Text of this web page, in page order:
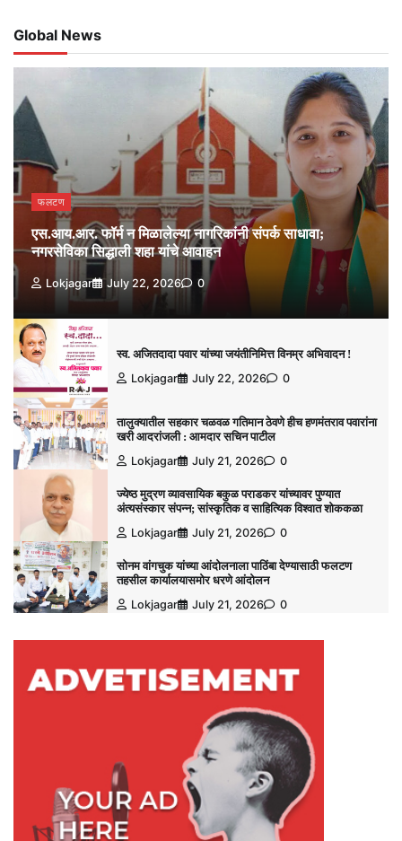
Global News
फलटण
एस.आय.आर. फॉर्म न मिळालेल्या नागरिकांनी संपर्क साधावा;
नगरसेविका सिद्धाली शहा यांचे आवाहन
Lokjagar July 22, 2026 0
स्व. अजितदादा पवार यांच्या जयंतीनिमित्त विनम्र अभिवादन !
Lokjagar
July 22, 2026 0
तालुक्यातील सहकार चळवळ गतिमान ठेवणे हीच हणमंतराव पवारांना
खरी आदरांजली : आमदार सचिन पाटील
Lokjagar
July 21, 2026 0
ज्येष्ठ मुद्रण व्यावसायिक बकुळ पराडकर यांच्यावर पुण्यात
अंत्यसंस्कार संपन्न; सांस्कृतिक व साहित्यिक विश्‍वात शोककळा
Lokjagar
July 21, 2026 0
सोनम वांगचुक यांच्या आंदोलनाला पाठिंबा देण्यासाठी फलटण
तहसील कार्यालयासमोर धरणे आंदोलन
Lokjagar
July 21, 2026 0